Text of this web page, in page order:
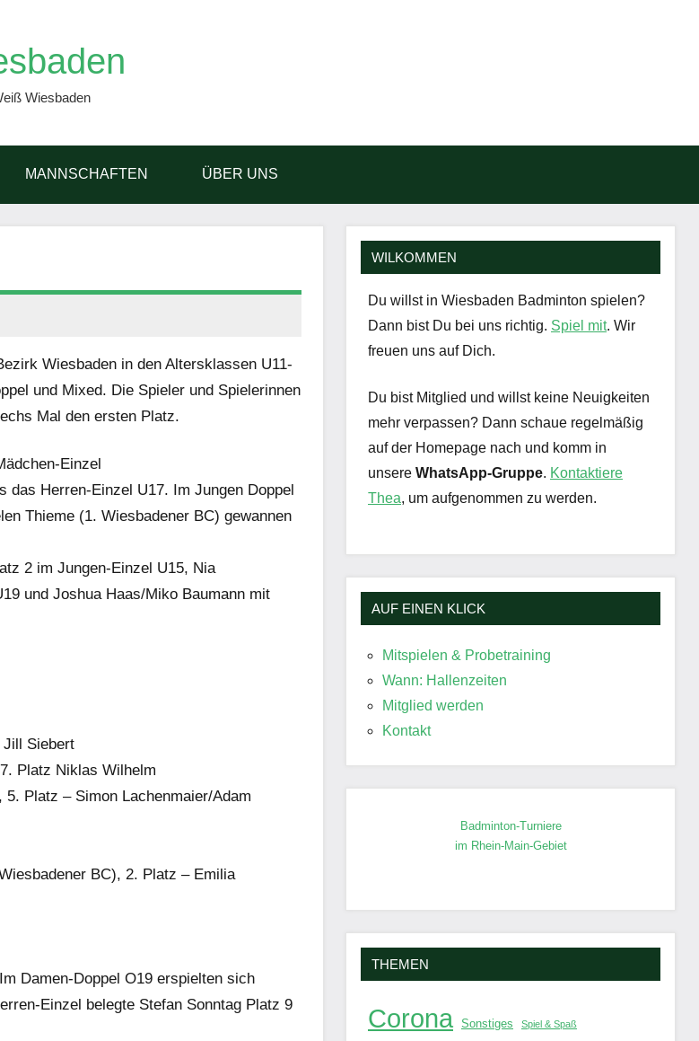
Wiesbaden
MANNSCHAFTEN ÜBER UNS
Wiesbaden in den Altersklassen U11-
und Mixed. Die Spieler und Spielerinnen
Mal den ersten Platz.
Einzel
das Herren-Einzel U17. Im Jungen Doppel
Thieme (1. Wiesbadener BC) gewannen
2 im Jungen-Einzel U15, Nia
und Joshua Haas/Miko Baumann mit
Jill Siebert
Platz Niklas Wilhelm
Platz – Simon Lachenmaier/Adam
BC), 2. Platz – Emilia
Damen-Doppel O19 erspielten sich
Einzel belegte Stefan Sonntag Platz 9
WILKOMMEN
Du willst in Wiesbaden Badminton spielen?
Dann bist Du bei uns richtig. Spiel mit. Wir
freuen uns auf Dich.
Du bist Mitglied und willst keine Neuigkeiten
mehr verpassen? Dann schaue regelmäßig
auf der Homepage nach und komm in
unsere WhatsApp-Gruppe. Kontaktiere
Thea, um aufgenommen zu werden.
AUF EINEN KLICK
Mitspielen & Probetraining
Wann: Hallenzeiten
Mitglied werden
Kontakt
Badminton-Turniere
im Rhein-Main-Gebiet
THEMEN
Corona Sonstiges Spiel & Spaß